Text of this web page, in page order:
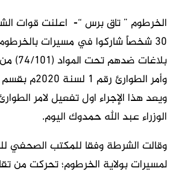
الخرطوم ” تاق برس “- اعلنت قوات
30 شخصاً شاركوا في مسيرات
بلاغات
وأمر الطوارئ
ويعد هذا الإجراء اول تفعيل لامر
الوزراء عبد الله حمدوك اليوم.
وقالت الشرطة وفقا للمكتب الصحفي
لمسيرات بولاية الخرطوم؛ تحركت من